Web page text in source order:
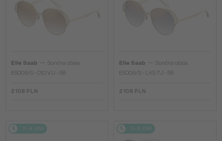
Elie Saab
Sončna očala
ES006/S - 01Q VU - 58
2 108 PLN
Elie Saab
Sončna očala
ES006/S - LKS 7J - 58
2 108 PLN
2-4 DNI 2-4 DNI